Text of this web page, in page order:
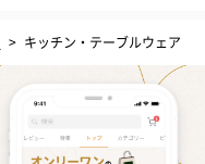
> キッチン・テーブルウェア